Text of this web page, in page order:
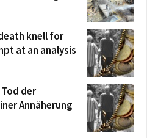
knell for
at an analysis
der
Annäherung